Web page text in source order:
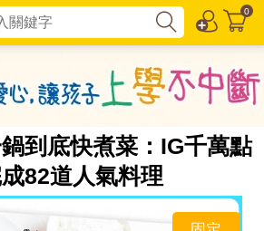
0
鍋到底快煮菜：IG千萬點
82道人氣料理